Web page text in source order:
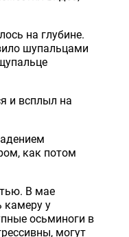
на глубине.
шупальцами
и всплыл на
как потом
В мае
камеру у
осьминоги в
могут